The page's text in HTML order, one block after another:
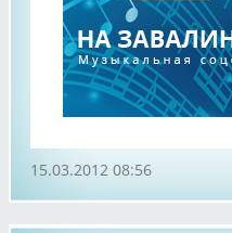
15.03.2012 08:56